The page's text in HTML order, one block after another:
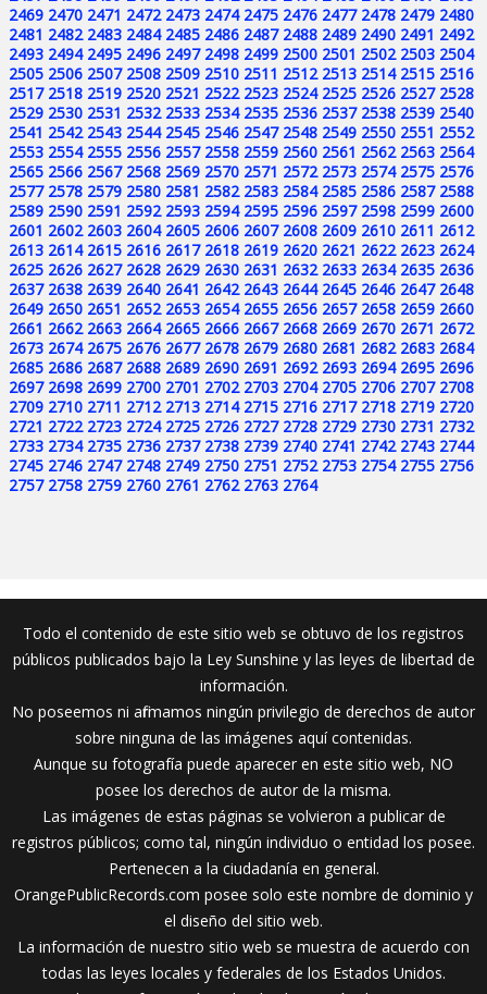
2469 2470 2471 2472 2473 2474 2475 2476 2477 2478 2479 2480
2481 2482 2483 2484 2485 2486 2487 2488 2489 2490 2491 2492
2493 2494 2495 2496 2497 2498 2499 2500 2501 2502 2503 2504
2505 2506 2507 2508 2509 2510 2511 2512 2513 2514 2515 2516
2517 2518 2519 2520 2521 2522 2523 2524 2525 2526 2527 2528
2529 2530 2531 2532 2533 2534 2535 2536 2537 2538 2539 2540
2541 2542 2543 2544 2545 2546 2547 2548 2549 2550 2551 2552
2553 2554 2555 2556 2557 2558 2559 2560 2561 2562 2563 2564
2565 2566 2567 2568 2569 2570 2571 2572 2573 2574 2575 2576
2577 2578 2579 2580 2581 2582 2583 2584 2585 2586 2587 2588
2589 2590 2591 2592 2593 2594 2595 2596 2597 2598 2599 2600
2601 2602 2603 2604 2605 2606 2607 2608 2609 2610 2611 2612
2613 2614 2615 2616 2617 2618 2619 2620 2621 2622 2623 2624
2625 2626 2627 2628 2629 2630 2631 2632 2633 2634 2635 2636
2637 2638 2639 2640 2641 2642 2643 2644 2645 2646 2647 2648
2649 2650 2651 2652 2653 2654 2655 2656 2657 2658 2659 2660
2661 2662 2663 2664 2665 2666 2667 2668 2669 2670 2671 2672
2673 2674 2675 2676 2677 2678 2679 2680 2681 2682 2683 2684
2685 2686 2687 2688 2689 2690 2691 2692 2693 2694 2695 2696
2697 2698 2699 2700 2701 2702 2703 2704 2705 2706 2707 2708
2709 2710 2711 2712 2713 2714 2715 2716 2717 2718 2719 2720
2721 2722 2723 2724 2725 2726 2727 2728 2729 2730 2731 2732
2733 2734 2735 2736 2737 2738 2739 2740 2741 2742 2743 2744
2745 2746 2747 2748 2749 2750 2751 2752 2753 2754 2755 2756
2757 2758 2759 2760 2761 2762 2763 2764
Todo el contenido de este sitio web se obtuvo de los registros
públicos publicados bajo la Ley Sunshine y las leyes de libertad de
información.
No poseemos ni afirmamos ningún privilegio de derechos de autor
sobre ninguna de las imágenes aquí contenidas.
Aunque su fotografía puede aparecer en este sitio web, NO
posee los derechos de autor de la misma.
Las imágenes de estas páginas se volvieron a publicar de
registros públicos; como tal, ningún individuo o entidad los posee.
Pertenecen a la ciudadanía en general.
OrangePublicRecords.com posee solo este nombre de dominio y
el diseño del sitio web.
La información de nuestro sitio web se muestra de acuerdo con
todas las leyes locales y federales de los Estados Unidos.